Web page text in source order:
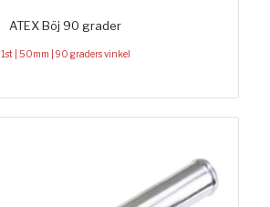
ATEX Böj 90 grader
1st | 50mm | 90 graders vinkel